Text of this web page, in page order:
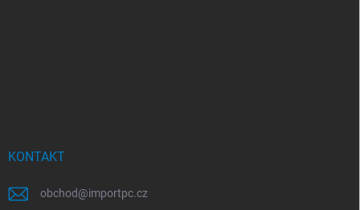
KONTAKT
obchod@importpc.cz